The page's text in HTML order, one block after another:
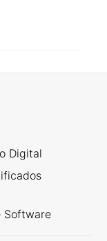
Digital
Software